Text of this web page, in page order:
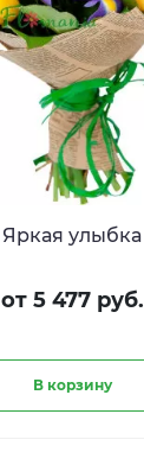
Яркая улыбка
от 5 477 руб.
В корзину